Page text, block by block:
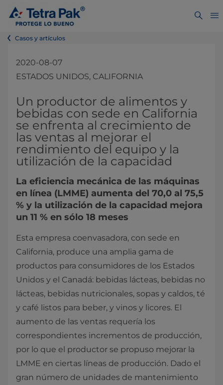
Casos y artículos
2020-08-07
ESTADOS UNIDOS, CALIFORNIA
​​​​​​​​Un productor de alimentos y
bebidas con sede en California
se enfrenta al crecimiento de
las ventas al mejorar el
rendimiento del equipo y la
utilización de la capacidad
La eficiencia mecánica de las máquinas
en línea (LMME) aumenta del 70,0 al 75,5
% y la utilización de la capacidad mejora
un 11 % en sólo 18 meses
Esta empresa coenvasadora, con sede en
California, produce una amplia gama de
productos para consumidores de los Estados
Unidos y el Canadá: bebidas lácteas, bebidas no
lácteas, bebidas nutricionales, sopas y caldos, té
y café listos para beber, y vinos y licores. El
aumento de las ventas requería los
correspondientes incrementos de producción,
por lo que el productor se propuso mejorar la
LMME en ciertas líneas de producción. Dado el
gran número de unidades de mantenimiento